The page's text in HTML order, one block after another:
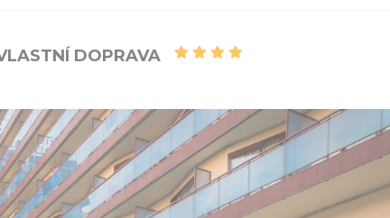
DOPRAVA
- bazén